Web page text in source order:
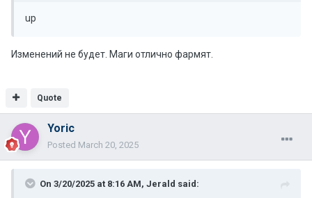
up
Изменений не будет. Маги отлично фармят.
Quote
Yoric
Posted March 20, 2025
On 3/20/2025 at 8:16 AM, Jerald said: